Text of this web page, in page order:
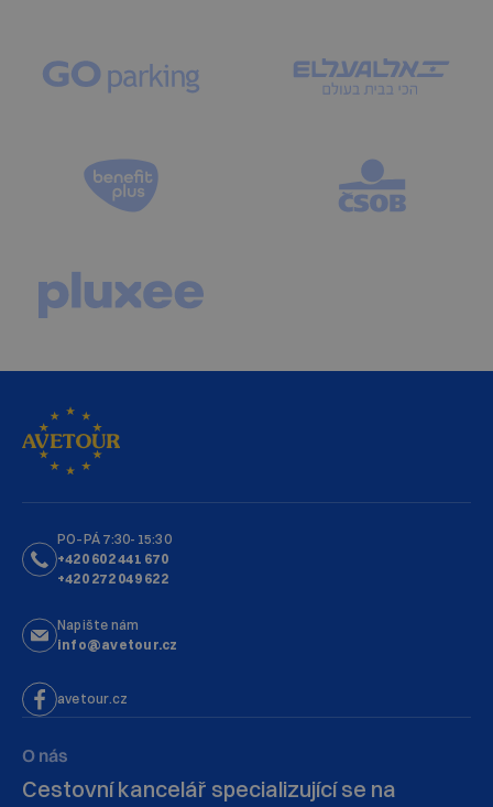
PO–PÁ 7:30-15:30
+420 602 441 670
+420 272 049 622
Napište nám
info@avetour.cz
avetour.cz
O nás
Cestovní kancelář specializující se na